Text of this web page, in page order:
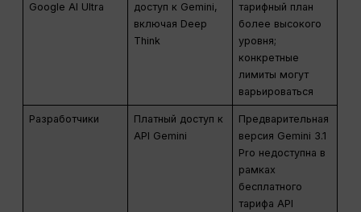
Google AI Ultra
доступ к Gemini,
включая Deep
Think
тарифный план
более высокого
уровня;
конкретные
лимиты могут
варьироваться
Разработчики
Платный доступ к
API Gemini
Предварительная
версия Gemini 3.1
Pro недоступна в
рамках
бесплатного
тарифа API